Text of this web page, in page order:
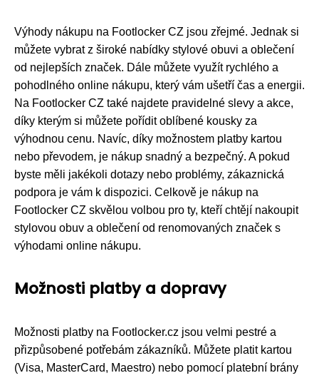
Výhody nákupu na Footlocker CZ jsou zřejmé. Jednak si
můžete vybrat z široké nabídky stylové obuvi a oblečení
od nejlepších značek. Dále můžete využít rychlého a
pohodlného online nákupu, který vám ušetří čas a energii.
Na Footlocker CZ také najdete pravidelné slevy a akce,
díky kterým si můžete pořídit oblíbené kousky za
výhodnou cenu. Navíc, díky možnostem platby kartou
nebo převodem, je nákup snadný a bezpečný. A pokud
byste měli jakékoli dotazy nebo problémy, zákaznická
podpora je vám k dispozici. Celkově je nákup na
Footlocker CZ skvělou volbou pro ty, kteří chtějí nakoupit
stylovou obuv a oblečení od renomovaných značek s
výhodami online nákupu.
Možnosti platby a dopravy
Možnosti platby na Footlocker.cz jsou velmi pestré a
přizpůsobené potřebám zákazníků. Můžete platit kartou
(Visa, MasterCard, Maestro) nebo pomocí platební brány